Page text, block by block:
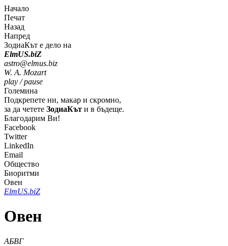
Начало
Печат
Назад
Напред
ЗодиаКът е дело на
ElmUS.biZ
astro@elmus.biz
W. A. Mozart
play / pause
Големина
Подкрепете ни, макар и скромно,
за да четете ЗодиаКът и в бъдеще.
Благодарим Ви!
Facebook
Twitter
LinkedIn
Email
Общество
Биоритми
Овен
ElmUS.biZ
Овен
AБВГ